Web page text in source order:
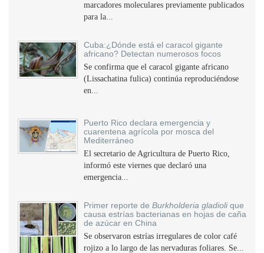
marcadores moleculares previamente publicados
para la...
Cuba:¿Dónde está el caracol gigante
africano? Detectan numerosos focos
Se confirma que el caracol gigante africano
(Lissachatina fulica) continúa reproduciéndose
en...
Puerto Rico declara emergencia y
cuarentena agrícola por mosca del
Mediterráneo
El secretario de Agricultura de Puerto Rico,
informó este viernes que declaró una
emergencia...
Primer reporte de Burkholderia gladiolique
causa estrías bacterianas en hojas de caña
de azúcar en China
Se observaron estrías irregulares de color café
rojizo a lo largo de las nervaduras foliares. Se...